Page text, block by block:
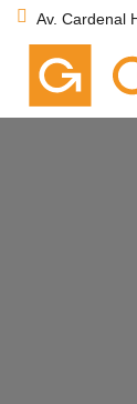
Av. Cardenal